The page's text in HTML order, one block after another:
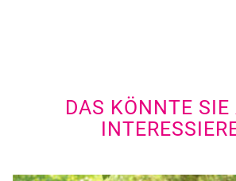
DAS KÖNNTE SIE